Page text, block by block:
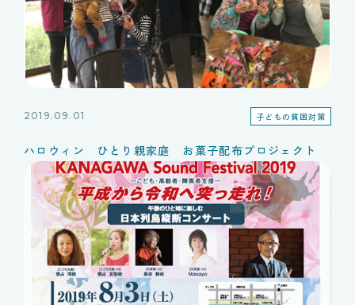
2019.09.01 子どもの貧困対策
ハロウィン ひとり親家庭 お菓子配布プロジェクト